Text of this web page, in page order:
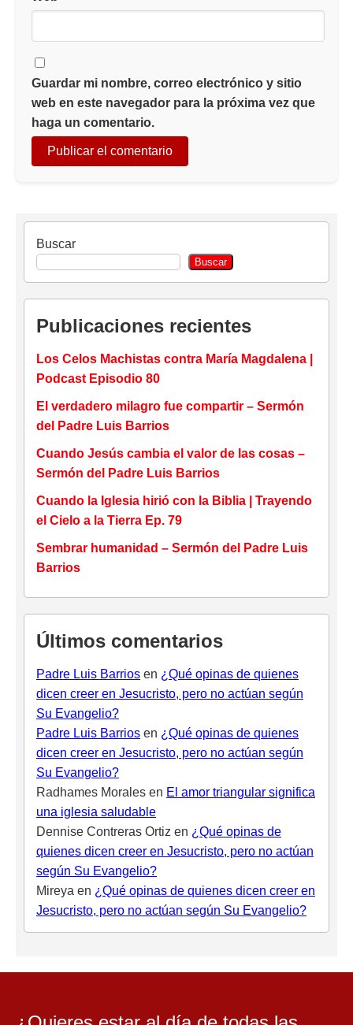
Guardar mi nombre, correo electrónico y sitio
web en este navegador para la próxima vez que
haga un comentario.
Buscar
Buscar
Publicaciones recientes
Los Celos Machistas contra María Magdalena |
Podcast Episodio 80
El verdadero milagro fue compartir – Sermón
del Padre Luis Barrios
Cuando Jesús cambia el valor de las cosas –
Sermón del Padre Luis Barrios
Cuando la Iglesia hirió con la Biblia | Trayendo
el Cielo a la Tierra Ep. 79
Sembrar humanidad – Sermón del Padre Luis
Barrios
Últimos comentarios
Padre Luis Barrios en ¿Qué opinas de quienes
dicen creer en Jesucristo, pero no actúan según
Su Evangelio?
Padre Luis Barrios en ¿Qué opinas de quienes
dicen creer en Jesucristo, pero no actúan según
Su Evangelio?
Radhames Morales en El amor triangular significa
una iglesia saludable
Dennise Contreras Ortiz en ¿Qué opinas de
quienes dicen creer en Jesucristo, pero no actúan
según Su Evangelio?
Mireya en ¿Qué opinas de quienes dicen creer en
Jesucristo, pero no actúan según Su Evangelio?